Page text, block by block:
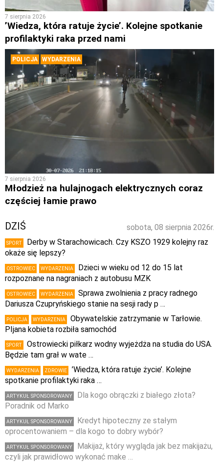
7 sierpnia 2026
’Wiedza, która ratuje życie’. Kolejne spotkanie
profilaktyki raka przed nami
POLICJA WYDARZENIA
7 sierpnia 2026
Młodzież na hulajnogach elektrycznych coraz
częściej łamie prawo
sobota, 08 sierpnia 2026r.
DZIŚ
SPORT
Derby w Starachowicach. Czy KSZO 1929 kolejny raz
okaże się lepszy?
OSTROWIEC WYDARZENIA
Dzieci w wieku od 12 do 15 lat
rozpoznane na nagraniach z autobusu MZK
OSTROWIEC WYDARZENIA
Sprawa zwolnienia z pracy radnego
Dariusza Czupryńskiego stanie na sesji rady p …
POLICJA WYDARZENIA
Obywatelskie zatrzymanie w Tarłowie.
PIjana kobieta rozbiła samochód
SPORT
Ostrowiecki piłkarz wodny wyjeżdża na studia do USA.
Będzie tam grał w wate …
WYDARZENIA ZDROWIE
’Wiedza, która ratuje życie’. Kolejne
spotkanie profilaktyki raka …
ARTYKUŁ SPONSOROWANY
Dla kogo obrączki z białego złota?
Poradnik od Marko
ARTYKUŁ SPONSOROWANY
Kredyt hipoteczny ze stałym
oprocentowaniem – dla kogo to dobry wybór?
ARTYKUŁ SPONSOROWANY
Makijaż, który wygląda jak bez makijażu,
czyli jak prawidłowo wykonać make …